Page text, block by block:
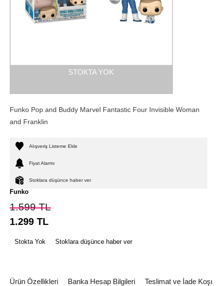
STOKTA YOK
Funko Pop and Buddy Marvel Fantastic Four Invisible Woman
and Franklin
Alışveriş Listeme Ekle
Fiyat Alarmı
Stoklara düşünce haber ver
Funko
1.599TL
1.299 TL
Stokta Yok Stoklara düşünce haber ver
Ürün Özellikleri Banka Hesap Bilgileri Teslimat ve İade